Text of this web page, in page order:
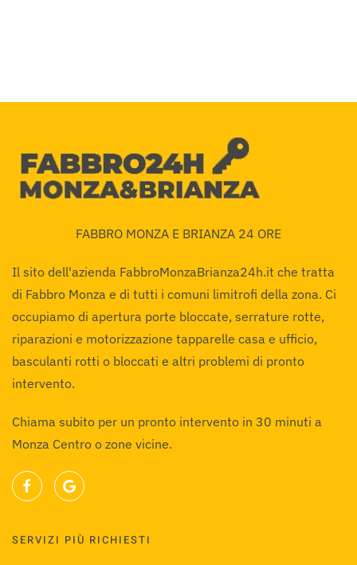
FABBRO MONZA E BRIANZA 24 ORE
Il sito dell'azienda FabbroMonzaBrianza24h.it che tratta
di Fabbro Monza e di tutti i comuni limitrofi della zona. Ci
occupiamo di apertura porte bloccate, serrature rotte,
riparazioni e motorizzazione tapparelle casa e ufficio,
basculanti rotti o bloccati e altri problemi di pronto
intervento.
Chiama subito per un pronto intervento in 30 minuti a
Monza Centro o zone vicine.
SERVIZI PIÙ RICHIESTI